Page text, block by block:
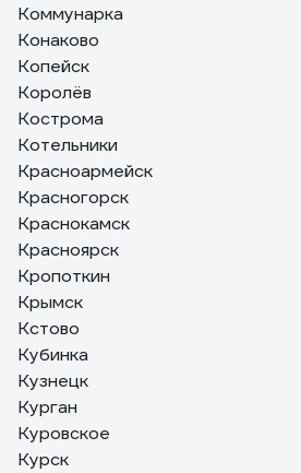
Коммунарка
Конаково
Копейск
Королёв
Кострома
Котельники
Красноармейск
Красногорск
Краснокамск
Красноярск
Кропоткин
Крымск
Кстово
Кубинка
Кузнецк
Курган
Куровское
Курск